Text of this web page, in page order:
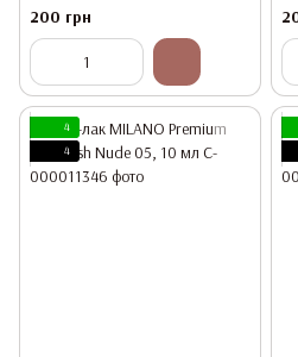
200 грн
4
4